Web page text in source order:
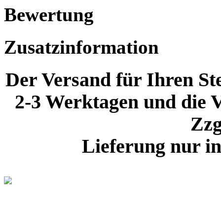
Bewertung
Zusatzinformation
Der Versand für Ihren
2-3 Werktagen und die
Lieferung nur